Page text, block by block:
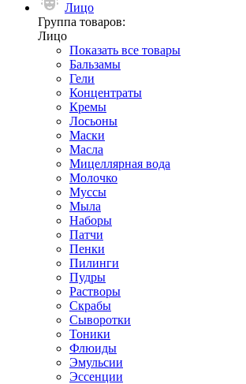
Лицо
Группа товаров:
Лицо
Показать все товары
Бальзамы
Гели
Концентраты
Кремы
Лосьоны
Маски
Масла
Мицеллярная вода
Молочко
Муссы
Мыла
Наборы
Патчи
Пенки
Пилинги
Пудры
Растворы
Скрабы
Сыворотки
Тоники
Флюиды
Эмульсии
Эссенции